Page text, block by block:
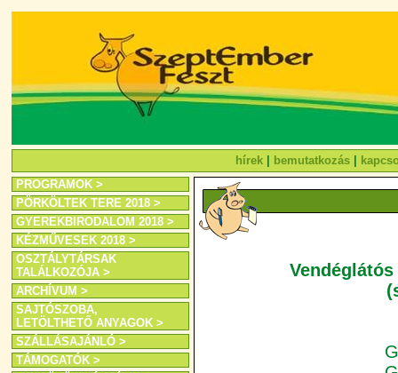
hírek bemutatkozás
PROGRAMOK >
PÖRKÖLTEK TERE 2018 >
GYEREKBIRODALOM 2018 >
KÉZMŰVESEK 2018 >
OSZTÁLYTÁRSAK
TALÁLKOZÓJA >
ARCHÍVUM >
SAJTÓSZOBA,
LETÖLTHETŐ ANYAGOK >
SZÁLLÁSAJÁNLÓ >
TÁMOGATÓK >